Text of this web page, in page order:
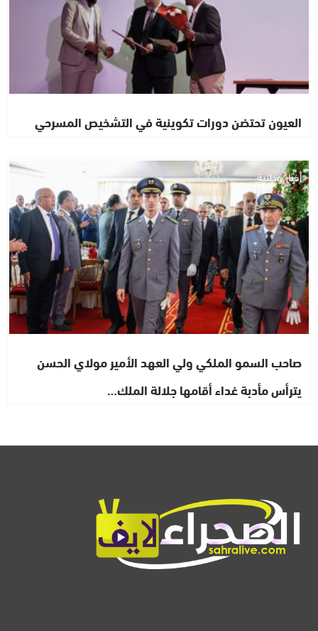
العيون تحتضن دورات تكوينية في التشخيص المسرحي
أخبار وطنية
صاحب السمو الملكي ولي العهد الأمير مولاي الحسن
يترأس مأدبة غداء أقامها جلالة الملك…